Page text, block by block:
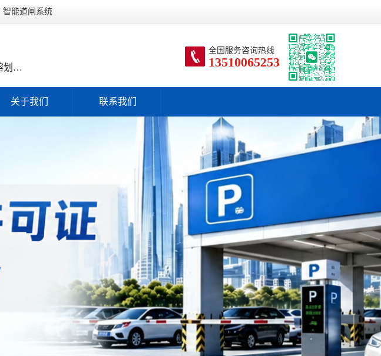
智能道闸系统
划线施工,消防通道划线,城中村划线,车位划线,停车场划线,道路划线,热熔划线,冷喷划线,地坪漆施工,车库地坪漆,环氧地坪,沥青路面施工,沥青摊铺,交通设施安装,减速带安装,标志牌安装,广角镜安装,停车场引导牌,车轮定位器,智能道闸,车牌识别系统,停车场监控,弱电工程,直升机停机坪设计,直升机停机坪施工,停车场经营许可证,停车场许可证办理,停车场收费许可,经营性停车场,停车场备案,许可证新办,许可证年审,许可证续期,福田划线施工,罗湖划线施工,南山划线施工,宝安划线施工,龙岗划线施工,龙华划线施工,光明划线施工,坪山划线施工,盐田划线施工,大鹏划线施工,工业园区划线,商业停车场划线,住宅小区划线,村委划线,老旧厂房划线,地下车库划线,停车场改造,停车场翻新,停车场整体工程,蓝西特科技
全国服务咨询热线
13510065253
关于我们 联系我们